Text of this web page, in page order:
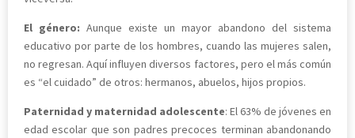
El género: Aunque existe un mayor abandono del sistema
educativo por parte de los hombres, cuando las mujeres salen,
no regresan. Aquí influyen diversos factores, pero el más común
es “el cuidado” de otros: hermanos, abuelos, hijos propios.
Paternidad y maternidad adolescente: El 63% de jóvenes en
edad escolar que son padres precoces terminan abandonando